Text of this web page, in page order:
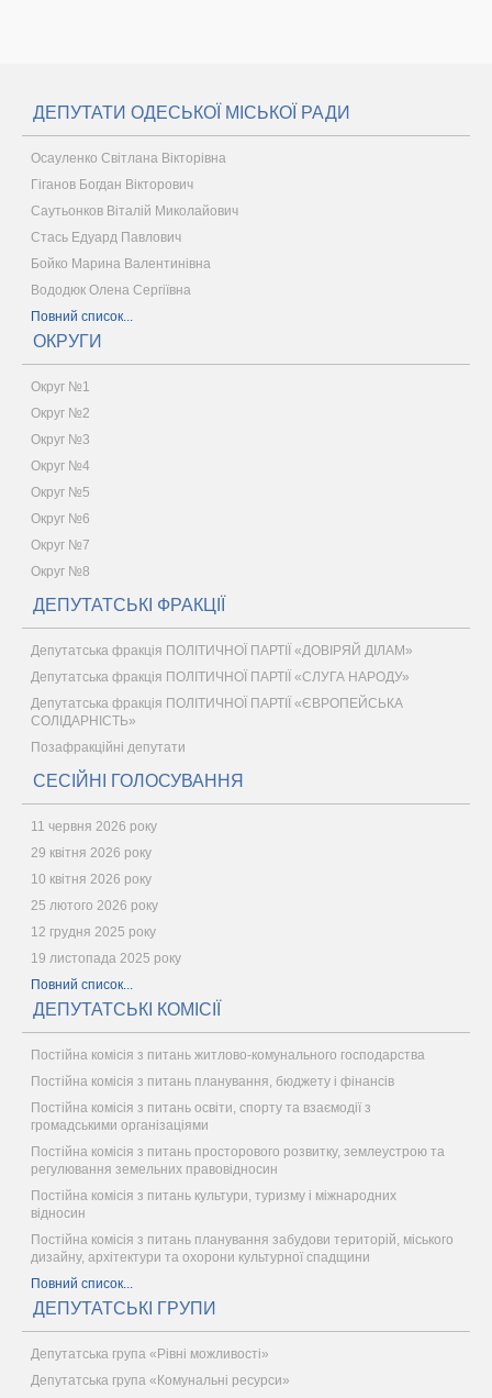
ДЕПУТАТИ ОДЕСЬКОЇ МІСЬКОЇ РАДИ
Осауленко Світлана Вікторівна
Гіганов Богдан Вікторович
Саутьонков Віталій Миколайович
Стась Едуард Павлович
Бойко Марина Валентинівна
Вододюк Олена Сергіївна
Повний список...
ОКРУГИ
Округ №1
Округ №2
Округ №3
Округ №4
Округ №5
Округ №6
Округ №7
Округ №8
ДЕПУТАТСЬКІ ФРАКЦІЇ
Депутатська фракція ПОЛІТИЧНОЇ ПАРТІЇ «ДОВІРЯЙ ДІЛАМ»
Депутатська фракція ПОЛІТИЧНОЇ ПАРТІЇ «СЛУГА НАРОДУ»
Депутатська фракція ПОЛІТИЧНОЇ ПАРТІЇ «ЄВРОПЕЙСЬКА
СОЛІДАРНІСТЬ»
Позафракційні депутати
СЕСІЙНІ ГОЛОСУВАННЯ
11 червня 2026 року
29 квітня 2026 року
10 квітня 2026 року
25 лютого 2026 року
12 грудня 2025 року
19 листопада 2025 року
Повний список...
ДЕПУТАТСЬКІ КОМІСІЇ
Постійна комісія з питань житлово-комунального господарства
Постійна комісія з питань планування, бюджету і фінансів
Постійна комісія з питань освіти, спорту та взаємодії з
громадськими організаціями
Постійна комісія з питань просторового розвитку, землеустрою та
регулювання земельних правовідносин
Постійна комісія з питань культури, туризму і міжнародних
відносин
Постійна комісія з питань планування забудови територій, міського
дизайну, архітектури та охорони культурної спадщини
Повний список...
ДЕПУТАТСЬКІ ГРУПИ
Депутатська група «Рівні можливості»
Депутатська група «Комунальні ресурси»